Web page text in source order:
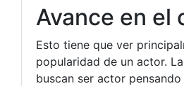
Avance en el
Esto tiene que ver
popularidad de un actor.
buscan ser actor